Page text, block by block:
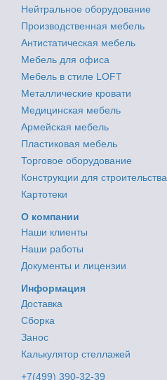
Нейтральное оборудование
Производственная мебель
Антистатическая мебель
Мебель для офиса
Мебель в стиле LOFT
Металлические кровати
Медицинская мебель
Армейская мебель
Пластиковая мебель
Торговое оборудование
Конструкции для строительства
Картотеки
О компании
Наши клиенты
Наши работы
Документы и лицензии
Информация
Доставка
Сборка
Занос
Калькулятор стеллажей
+7(499) 390-32-39